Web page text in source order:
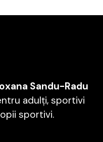
Sandu-Radu
adulți, sportivi
sportivi.